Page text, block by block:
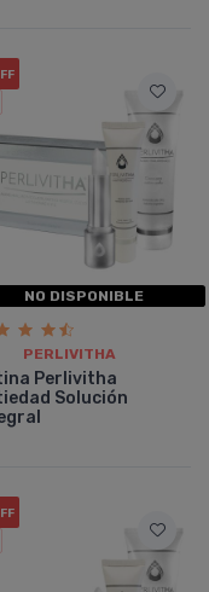
NO DISPONIBLE
PERLIVITHA
Perlivitha
Solución